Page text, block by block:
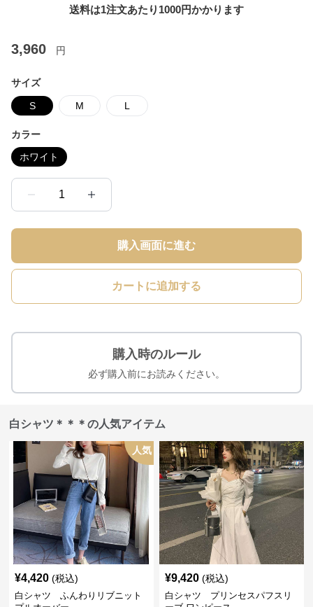
送料は1注文あたり 1000円かかります
3,960 円
サイズ
S M L
カラー
ホワイト
1
購入画面に進む
カートに追加する
購入時のルール
必ず購入前にお読みください。
白シャツ＊＊＊の人気アイテム
人気
¥4,420 (税込)
白シャツ ふんわりリブニット
¥9,420 (税込)
白シャツ プリンセスパフスリ